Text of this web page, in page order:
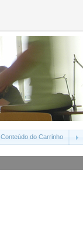
Conteúdo do Carrinho